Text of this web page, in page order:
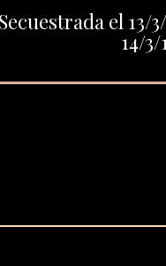
Secuestrada el 13/
14/3/